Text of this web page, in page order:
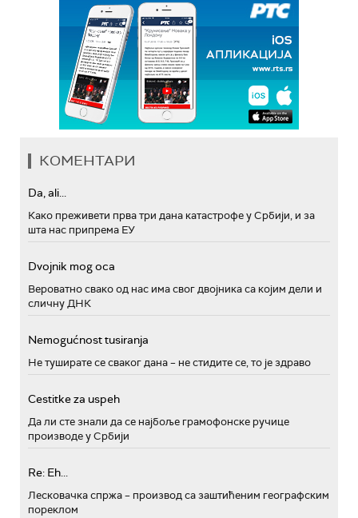
КОМЕНТАРИ
Da, ali...
Како преживети прва три дана катастрофе у Србији, и за
шта нас припрема ЕУ
Dvojnik mog oca
Вероватно свако од нас има свог двојника са којим дели и
сличну ДНК
Nemogućnost tusiranja
Не туширате се сваког дана – не стидите се, то је здраво
Cestitke za uspeh
Да ли сте знали да се најбоље грамофонске ручице
производе у Србији
Re: Eh...
Лесковачка спржа – производ са заштићеним географским
пореклом